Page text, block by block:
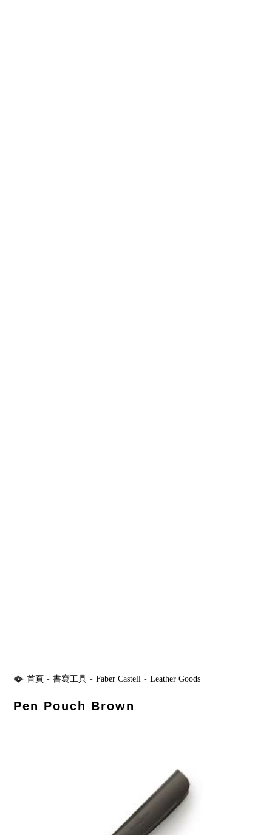
首頁 - 書寫工具 - Faber Castell - Leather Goods
Pen Pouch Brown